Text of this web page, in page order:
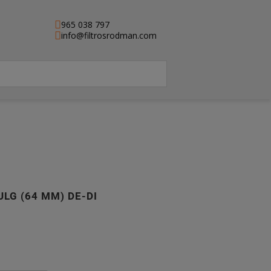
965 038 797
info@filtrosrodman.com
(64 MM) DE-DI